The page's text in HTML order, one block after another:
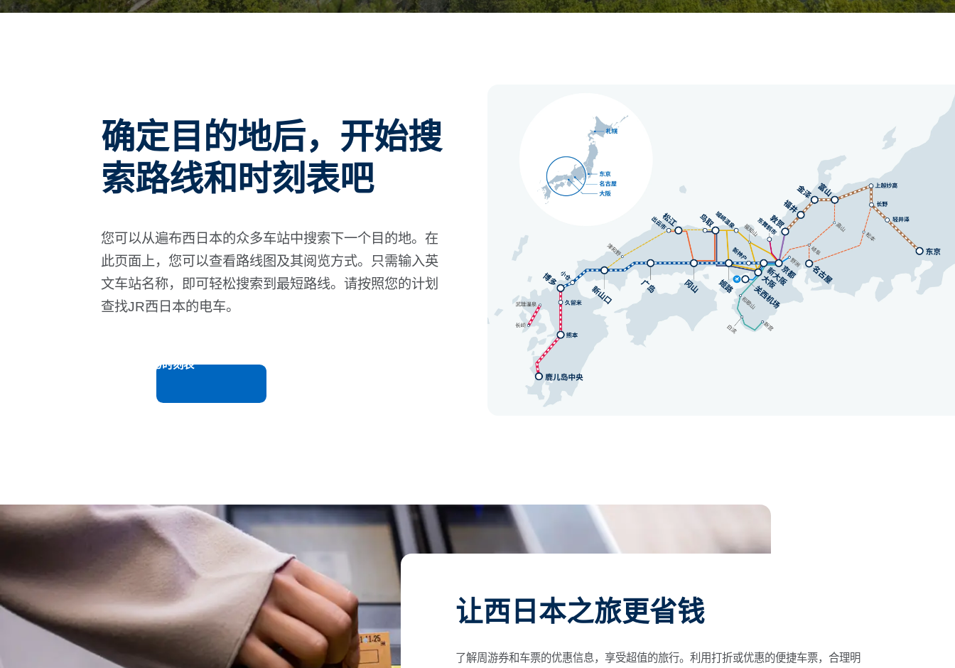
确定目的地后，开始搜
索路线和时刻表吧
您可以从遍布西日本的众多车站中搜索下一个目的地。在
此页面上，您可以查看路线图及其阅览方式。只需输入英
文车站名称，即可轻松搜索到最短路线。请按照您的计划
查找JR西日本的电车。
路线图与时刻表
让西日本之旅更省钱
了解周游券和车票的优惠信息，享受超值的旅行。利用打折或优惠的便捷车票，合理明